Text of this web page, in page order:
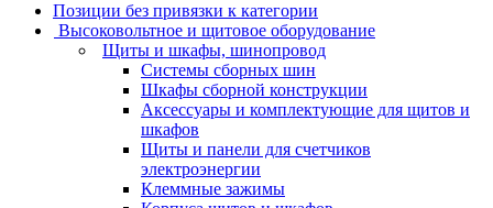
Позиции без привязки к категории
Высоковольтное и щитовое оборудование
Щиты и шкафы, шинопровод
Системы сборных шин
Шкафы сборной конструкции
Аксессуары и комплектующие для щитов и
шкафов
Щиты и панели для счетчиков
электроэнергии
Клеммные зажимы